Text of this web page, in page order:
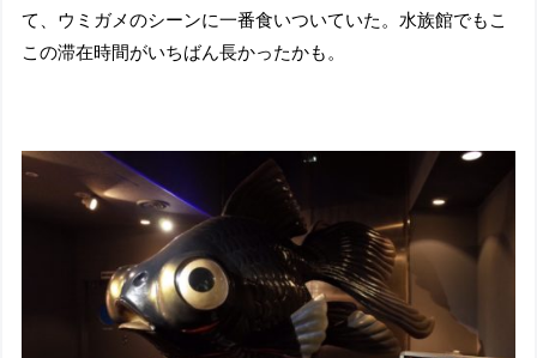
て、ウミガメのシーンに一番食いついていた。水族館でもこ
この滞在時間がいちばん長かったかも。